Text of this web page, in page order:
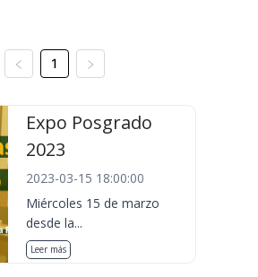
1
Expo Posgrado
2023
2023-03-15 18:00:00
Miércoles 15 de marzo
desde la...
Leer más